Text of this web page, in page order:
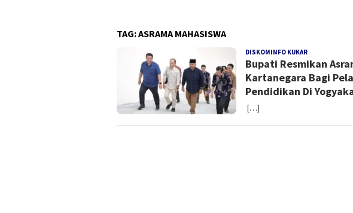
TAG:ASRAMA MAHASISWA
DISKOMINFO KUKAR
Kukar
Bupati Resmikan
Kartanegara Bagi
Pendidikan Di
[…]